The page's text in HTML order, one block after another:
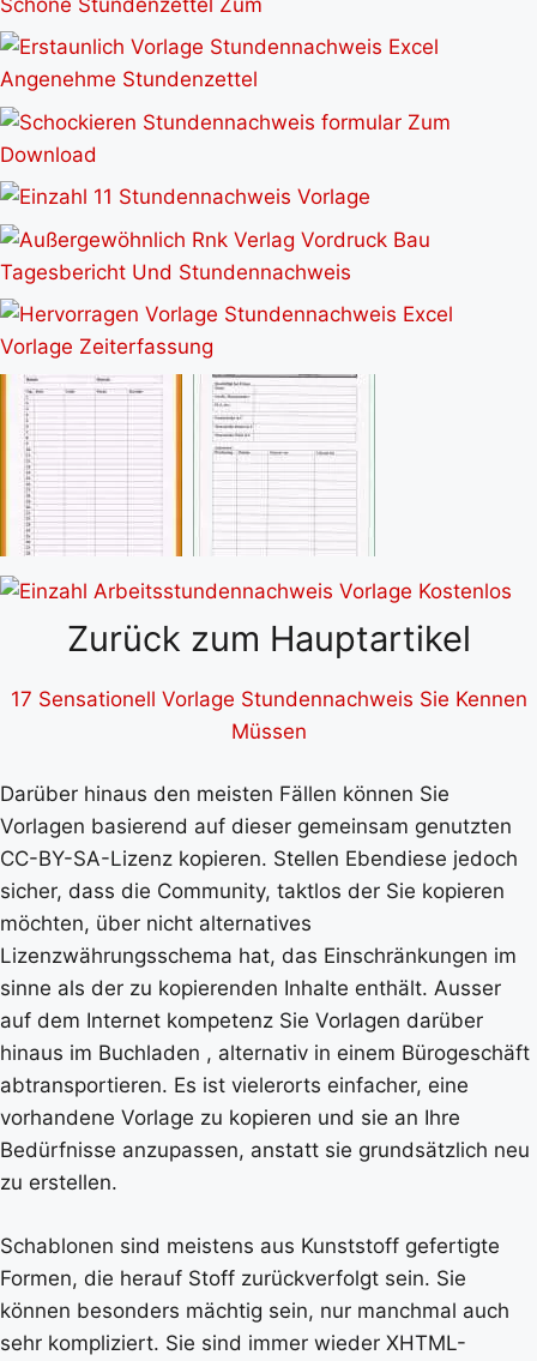
Zurück zum Hauptartikel
17 Sensationell Vorlage Stundennachweis Sie Kennen
Müssen
Darüber hinaus den meisten Fällen können Sie
Vorlagen basierend auf dieser gemeinsam genutzten
CC-BY-SA-Lizenz kopieren. Stellen Ebendiese jedoch
sicher, dass die Community, taktlos der Sie kopieren
möchten, über nicht alternatives
Lizenzwährungsschema hat, das Einschränkungen im
sinne als der zu kopierenden Inhalte enthält. Ausser
auf dem Internet kompetenz Sie Vorlagen darüber
hinaus im Buchladen , alternativ in einem Bürogeschäft
abtransportieren. Es ist vielerorts einfacher, eine
vorhandene Vorlage zu kopieren und sie an Ihre
Bedürfnisse anzupassen, anstatt sie grundsätzlich neu
zu erstellen.
Schablonen sind meistens aus Kunststoff gefertigte
Formen, die herauf Stoff zurückverfolgt sein. Sie
können besonders mächtig sein, nur manchmal auch
sehr kompliziert. Sie sind immer wieder XHTML-